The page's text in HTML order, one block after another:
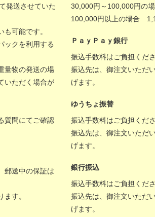
発送させていた
可能です。
ックを利用する
量物の発送の場
いただく場合が
質問にてご確認
郵送中の保証は
す。
30,000円～100,000円の
100,000円以上の場合
ＰａｙＰａｙ銀行
振込手数料はご負担くださ
振込先は、御注文いただ
げます。
ゆうちょ振替
振込手数料はご負担くださ
振込先は、御注文いただ
げます。
銀行振込
振込手数料はご負担くださ
振込先は、御注文いただ
げます。